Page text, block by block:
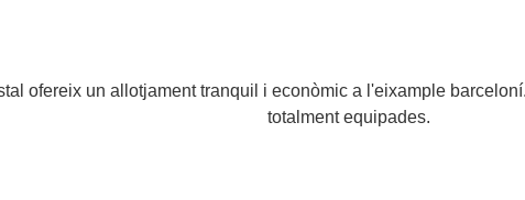
ofereix un allotjament tranquil i econòmic a l'eixample
totalment equipades.